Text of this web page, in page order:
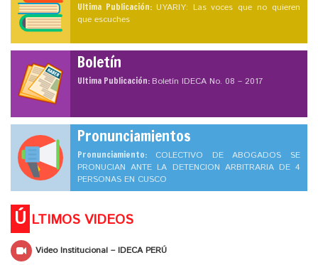
Ultima Publicación: UYARIY: Las voces que no quieren
que escuches
Boletín
Ultima Publicación:Boletín IDECA No. 08 – 2017
Pronunciamientos
Pronunciamiento: COLECTIVO DE ABOGADOS SE
PRONUCIAN ANTE LA DETENCION ARBITRARIA DE 4
PERSONAS EN CUSCO
Ú LTIMOS VIDEOS
Video Institucional – IDECA PERÚ